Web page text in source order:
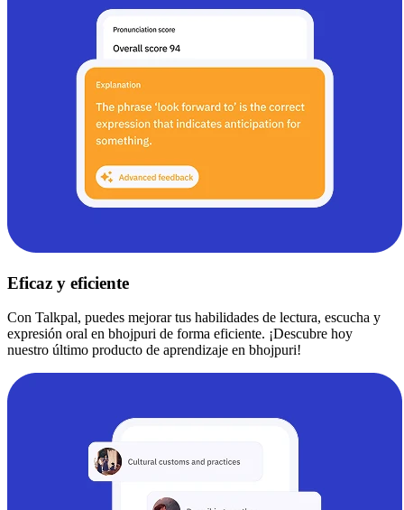
Eficaz y eficiente
Con Talkpal, puedes mejorar tus habilidades de lectura, escucha y
expresión oral en bhojpuri de forma eficiente. ¡Descubre hoy
nuestro último producto de aprendizaje en bhojpuri!